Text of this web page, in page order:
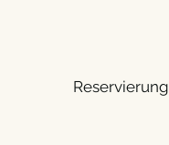
Reservierung